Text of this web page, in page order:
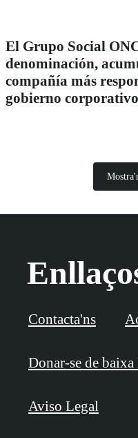
El Grupo Social
denominación,
compañía más
gobierno corporativo
Contacta'ns
Donar-se de
Aviso Legal